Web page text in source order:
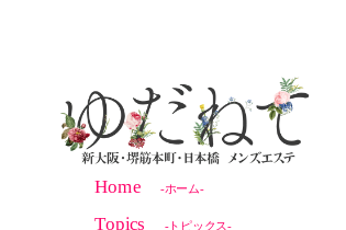
Home -ホーム-
Topics -トピックス-